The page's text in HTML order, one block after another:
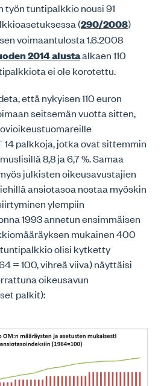
tuntipalkkio nousi 91
(290/2008)
voimaantulosta 1.6.2008
2014 alustaalkaen 110
ei ole korotettu.
että nykyisen 110 euron
seitsemän vuotta sitten,
14 palkkoja, jotka ovat sittemmin
8,8 ja 6,7 %. Samaa
julkisten oikeusavustajien
ansiotasoa nostaa myöskin
ylempiin
1993 annetun ensimmäisen
mukainen 400
tuntipalkkio olisi kytketty
= 100, vihreä viiva) näyttäisi
oikeusavun
palkit):